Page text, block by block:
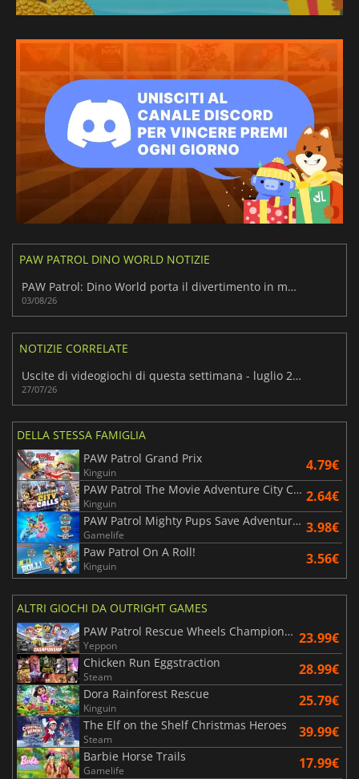
PAW PATROL DINO WORLD NOTIZIE
PAW Patrol: Dino World porta il divertimento in modalità cooperativa
03/08/26
NOTIZIE CORRELATE
Uscite di videogiochi di questa settimana - luglio 2026 (settimana 31)
27/07/26
DELLA STESSA FAMIGLIA
PAW Patrol Grand Prix
Kinguin 4.79€
PAW Patrol The Movie Adventure City Calls
Kinguin 2.64€
PAW Patrol Mighty Pups Save Adventure Bay
Gamelife 3.98€
Paw Patrol On A Roll!
Kinguin 3.56€
ALTRI GIOCHI DA OUTRIGHT GAMES
PAW Patrol Rescue Wheels Championship
Yeppon 23.99€
Chicken Run Eggstraction
Steam 28.99€
Dora Rainforest Rescue
Kinguin 25.79€
The Elf on the Shelf Christmas Heroes
Steam 39.99€
Barbie Horse Trails
Gamelife 17.99€